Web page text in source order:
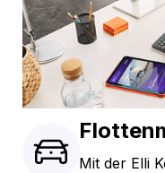
Mit der Elli